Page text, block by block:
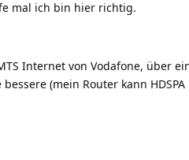
mal ich bin hier richtig.
Internet von Vodafone, über
bessere (mein Router kann